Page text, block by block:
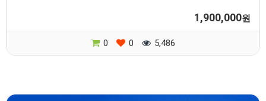
1,900,000원
0 0 5,486